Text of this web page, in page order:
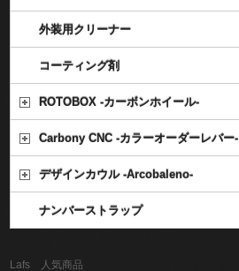
外装用クリーナー
コーティング剤
ROTOBOX -カーボンホイール-
Carbony CNC -カラーオーダーレバー-
デザインカウル -Arcobaleno-
ナンバーストラップ
Lafs 人気商品